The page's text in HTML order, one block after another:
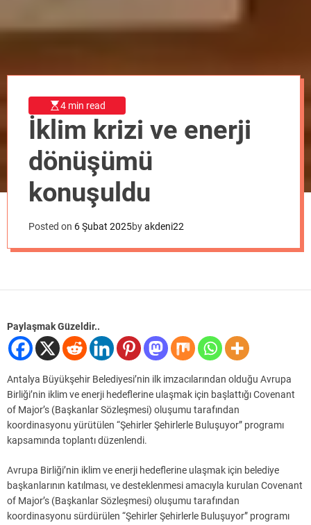
e
4 min read
İklim krizi ve enerji
dönüşümü
konuşuldu
Posted on 6 Şubat 2025byakdeni22
Paylaşmak Güzeldir..
Antalya Büyükşehir Belediyesi’nin ilk imzacılarından olduğu Avrupa
Birliği’nin iklim ve enerji hedeflerine ulaşmak için başlattığı Covenant
of Major’s (Başkanlar Sözleşmesi) oluşumu tarafından
koordinasyonu yürütülen “Şehirler Şehirlerle Buluşuyor” programı
kapsamında toplantı düzenlendi.
Avrupa Birliği’nin iklim ve enerji hedeflerine ulaşmak için belediye
başkanlarının katılması, ve desteklenmesi amacıyla kurulan Covenant
of Major’s (Başkanlar Sözleşmesi) oluşumu tarafından
koordinasyonu sürdürülen “Şehirler Şehirlerle Buluşuyor” programı